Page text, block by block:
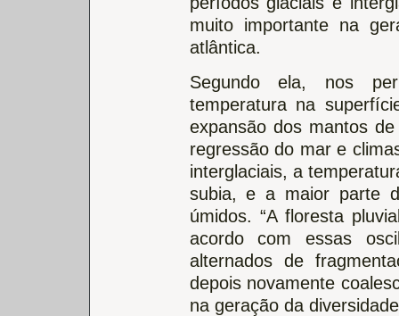
muito importante na
atlântica.
Segundo ela, nos
temperatura na
expansão dos mantos
regressão do mar e
interglaciais, a
subia, e a maior parte
úmidos. “A floresta
acordo com essas
alternados de
depois novamente
na geração da